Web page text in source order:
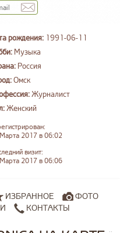
рождения: 1991-06-11
Музыка
Россия
Омск
Журналист
Женский
2017 в 06:02
визит:
2017 в 06:06
ИЗБРАННОЕ
ФОТО
КОНТАКТЫ